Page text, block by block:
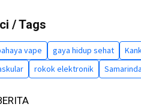
/ Tags
vape gaya hidup sehat
rokok elektronik Samarinda